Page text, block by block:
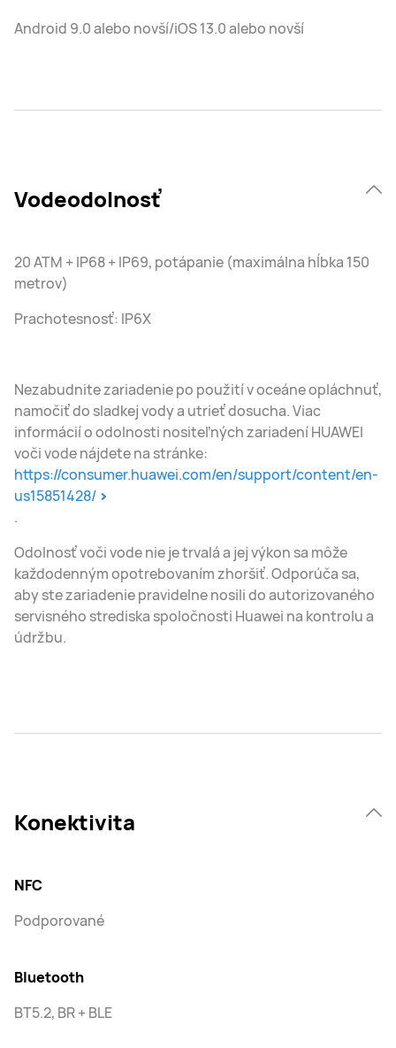
Android 9.0 alebo novší/iOS 13.0 alebo novší
Vodeodolnosť
20 ATM + IP68 + IP69, potápanie (maximálna hĺbka 150
metrov)
Prachotesnosť: IP6X
Nezabudnite zariadenie po použití v oceáne opláchnuť,
namočiť do sladkej vody a utrieť dosucha. Viac
informácií o odolnosti nositeľných zariadení HUAWEI
voči vode nájdete na stránke:
https://consumer.huawei.com/en/support/content/en-
us15851428/
.
Odolnosť voči vode nie je trvalá a jej výkon sa môže
každodenným opotrebovaním zhoršiť. Odporúča sa,
aby ste zariadenie pravidelne nosili do autorizovaného
servisného strediska spoločnosti Huawei na kontrolu a
údržbu.
Konektivita
NFC
Podporované
Bluetooth
BT5.2, BR + BLE